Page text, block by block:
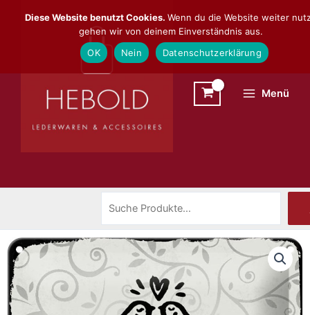
Inhalt
Menü
Diese Website benutzt Cookies. Wenn du die Website weiter
gehen wir von deinem Einverständnis aus.
OK
Nein Datenschutzerklärung